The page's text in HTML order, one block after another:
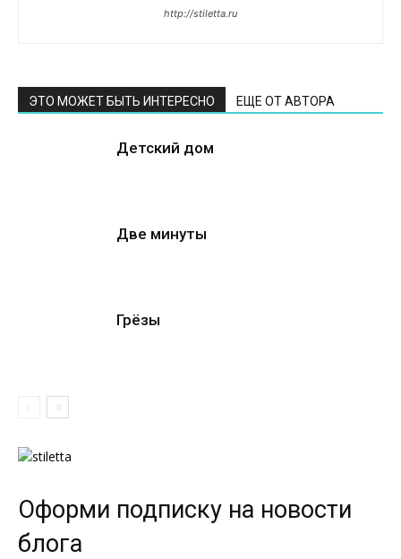
http://stiletta.ru
ЭТО МОЖЕТ БЫТЬ ИНТЕРЕСНО ЕЩЕ ОТ АВТОРА
Детский дом
Две минуты
Грёзы
Оформи подписку на новости
блога